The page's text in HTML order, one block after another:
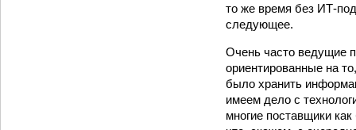
то же время без ИТ-
следующее.
Очень часто ведущие
ориентированные на
было хранить
имеем дело с
многие поставщики